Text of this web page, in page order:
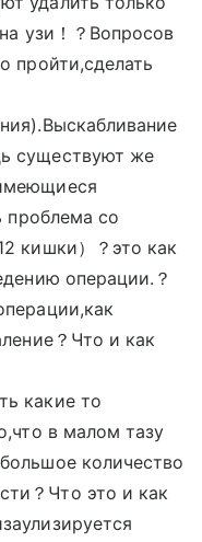
узи！？Вопросов
пройти,сделать
существуют же
проблема со
кишки）？это как
операции.？
？Что и как
какие то
в малом тазу
количество
？Что это и как